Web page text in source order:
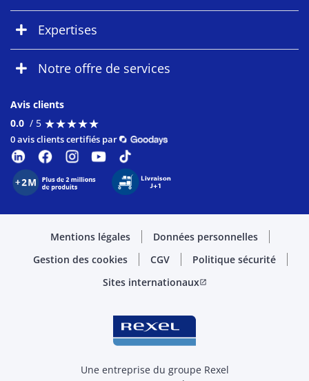
Expertises
Notre offre de services
Avis clients
0.0 / 5 ★★★★★
★★★★★
0 avis clients certifiés par
Mentions légales
Données personnelles
Gestion des cookies
CGV
Politique sécurité
Sites internationauxopen_in_new
Une entreprise du groupe Rexel